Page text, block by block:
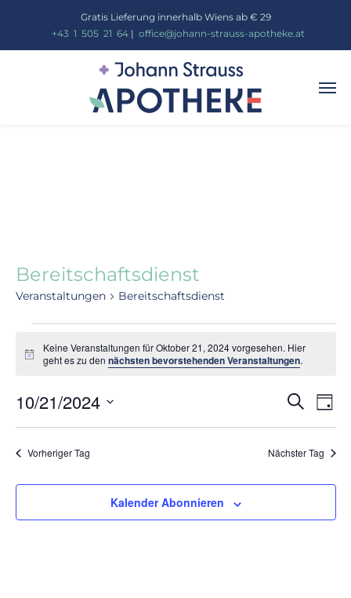
Gratis Lieferung innerhalb Wiens ab € 29
+43 1 505_ 21 64| office@johann-strauss-apotheke.at
Bereitschaftsdienst
Veranstaltungen Bereitschaftsdienst
Hinweis
Keine Veranstaltungen für Oktober 21, 2024 vorgesehen. Hier
geht es zu dennächsten bevorstehenden Veranstaltungen.
und
Suche
Tag
10/21/2024
Datum
Vorheriger Tag Nächster Tag
Kalender Abonnieren